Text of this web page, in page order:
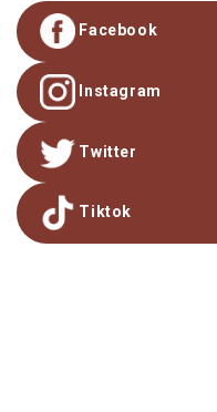
Facebook
Instagram
Twitter
Tiktok